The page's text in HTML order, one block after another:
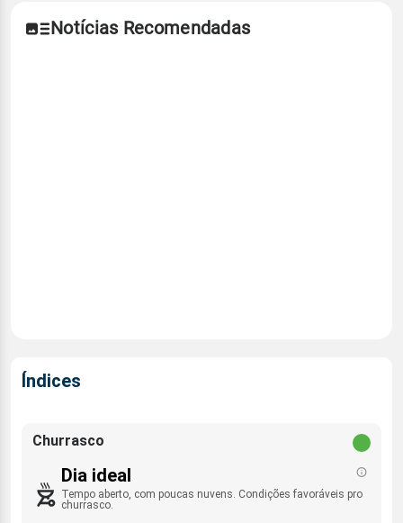
Notícias Recomendadas
Índices
Churrasco
Dia ideal
Tempo aberto, com poucas nuvens. Condições favoráveis pro
churrasco.